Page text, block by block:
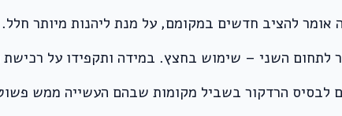
אומר להציב חדשים במקומם, על מנת ליהנות מיותר
השני – שימוש בחצץ. במידה ותקפידו על רכישת
לבסיס הרדקור בשביל מקומות שבהם העשייה ממש